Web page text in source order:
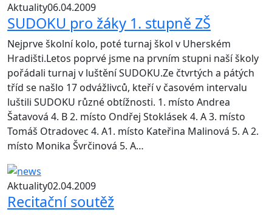
Aktuality06.04.2009
SUDOKU pro žáky 1. stupně ZŠ
Nejprve školní kolo, poté turnaj škol v Uherském
Hradišti.Letos poprvé jsme na prvním stupni naší školy
pořádali turnaj v luštění SUDOKU.Ze čtvrtých a pátých
tříd se našlo 17 odvážlivců, kteří v časovém intervalu
luštili SUDOKU různé obtížnosti. 1. místo Andrea
Šatavová 4. B 2. místo Ondřej Stoklásek 4. A 3. místo
Tomáš Otradovec 4. A1. místo Kateřina Malinová 5. A 2.
místo Monika Švrčinová 5. A…
Aktuality02.04.2009
Recitační soutěž